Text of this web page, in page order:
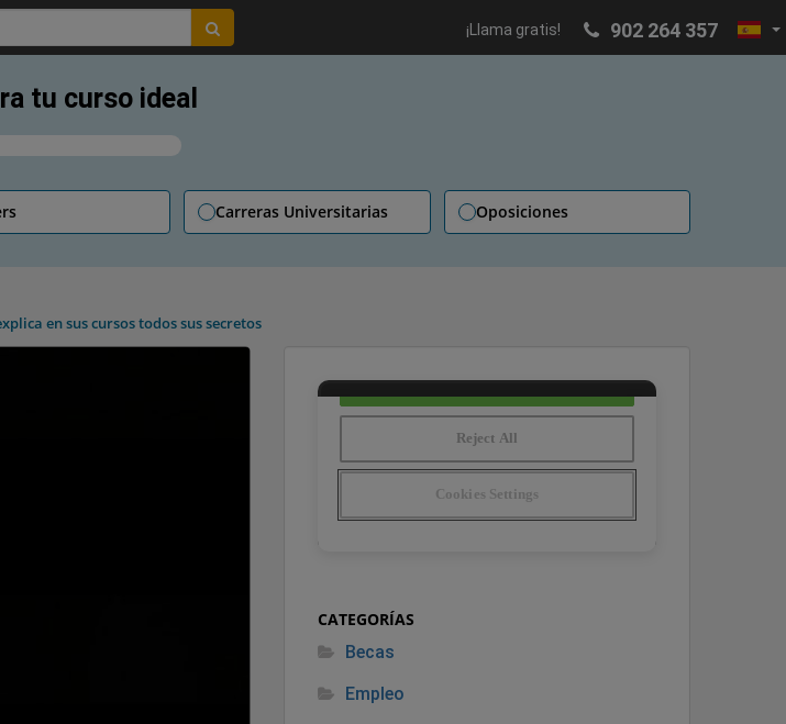
¡Llama gratis! 902 264 357
tu curso ideal
Carreras Universitarias Oposiciones
en sus cursos todos sus secretos
CATEGORÍAS
Becas
Empleo